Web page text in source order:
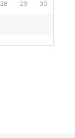
28 29 30